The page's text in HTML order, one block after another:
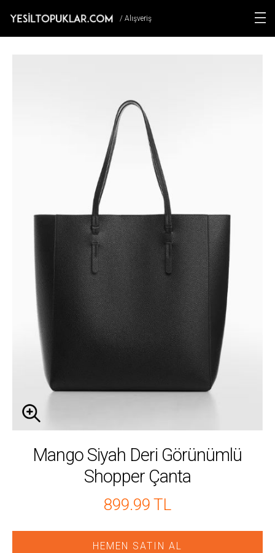
/ Alışveriş
Mango Siyah Deri Görünümlü
Shopper Çanta
899.99 TL
HEMEN SATIN AL